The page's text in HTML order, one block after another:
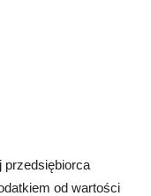
przedsiębiorca
od wartości